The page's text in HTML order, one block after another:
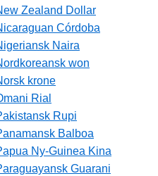
Zealand Dollar
Córdoba
Naira
won
krone
Rial
Rupi
Balboa
Ny-Guinea Kina
Guarani